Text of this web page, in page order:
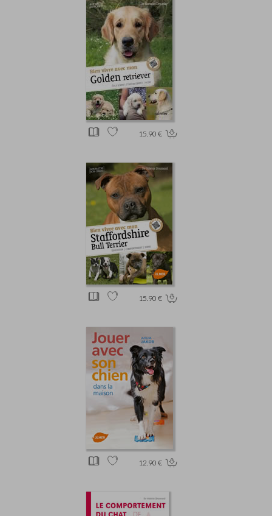
15.90 €
15.90 €
12.90 €